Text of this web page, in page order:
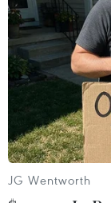
TIN LIÊN
JG Wentworth